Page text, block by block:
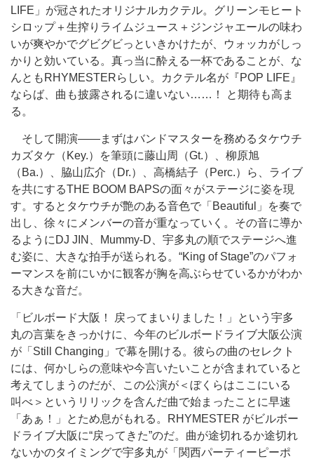
LIFE」が冠されたオリジナルカクテル。グリーンモヒート
シロップ＋生搾りライムジュース＋ジンジャエールの味わ
いが爽やかでグビグビっといきかけたが、ウォッカがしっ
かりと効いている。真っ当に酔える一杯であることが、な
んともRHYMESTERらしい。カクテル名が『POP LIFE』
ならば、曲も披露されるに違いない……！ と期待も高ま
る。
そして開演――まずはバンドマスターを務めるタケウチ
カズタケ（Key.）を筆頭に藤山周（Gt.）、柳原旭
（Ba.）、脇山広介（Dr.）、高橋結子（Perc.）ら、ライブ
を共にするTHE BOOM BAPSの面々がステージに姿を現
す。するとタケウチが艶のある音色で「Beautiful」を奏で
出し、徐々にメンバーの音が重なっていく。その音に導か
るようにDJ JIN、Mummy-D、宇多丸の順でステージへ進
む姿に、大きな拍手が送られる。“King of Stage”のパフォ
ーマンスを前にいかに観客が胸を高ぶらせているかがわか
る大きな音だ。
「ビルボード大阪！ 戻ってまいりました！」という宇多
丸の言葉をきっかけに、今年のビルボードライブ大阪公演
が「Still Changing」で幕を開ける。彼らの曲のセレクト
には、何かしらの意味や今言いたいことが含まれていると
考えてしまうのだが、この公演が＜ぼくらはここにいる
叫べ＞というリリックを含んだ曲で始まったことに早速
「あぁ！」とため息がもれる。RHYMESTER がビルボー
ドライブ大阪に“戻ってきた”のだ。曲が途切れるか途切れ
ないかのタイミングで宇多丸が「関西パーティーピーポ